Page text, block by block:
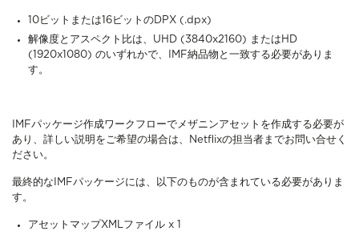
10ビットまたは16ビットのDPX (.dpx)
解像度とアスペクト比は、UHD (3840x2160) またはHD
(1920x1080) のいずれかで、IMF納品物と一致する必要がありま
す。
IMFパッケージ作成ワークフローでメザニンアセットを作成する必要が
あり、詳しい説明をご希望の場合は、Netflixの担当者までお問い合せく
ださい。
最終的なIMFパッケージには、以下のものが含まれている必要がありま
す。
アセットマップXMLファイル x 1